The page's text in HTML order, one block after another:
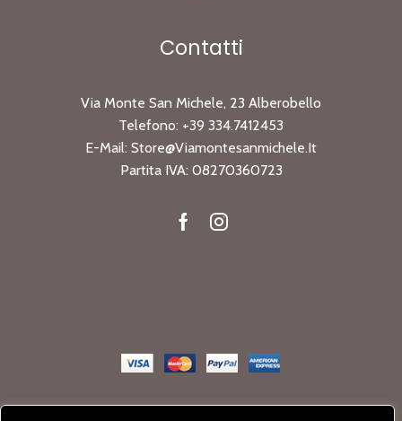
Contatti
Via Monte San Michele, 23 Alberobello
Telefono: +39 334.7412453
E-Mail: Store@viamontesanmichele.it
Partita IVA: 08270360723
FacebookInstagram